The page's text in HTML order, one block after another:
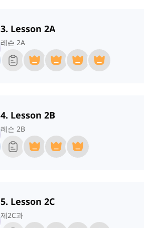
3. Lesson 2A
레슨 2A
4. Lesson 2B
레슨 2B
5. Lesson 2C
제2C과